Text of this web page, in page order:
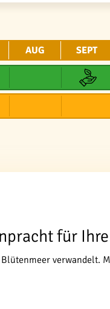
AUG SEPT
für
verwandelt.